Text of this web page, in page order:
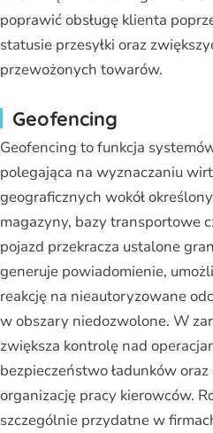
poprawić obsługę klienta
statusie przesyłki oraz
przewożonych towarów.
Geofencing
Geofencing to funkcja
polegająca na wyznaczaniu
geograficznych wokół
magazyny, bazy transportowe
pojazd przekracza ustalone
generuje powiadomienie,
reakcję na nieautoryzowane
w obszary niedozwolone. W
zwiększa kontrolę nad
bezpieczeństwo ładunków
organizację pracy kierowców.
szczególnie przydatne w